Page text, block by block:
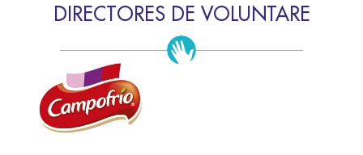
DIRECTORES DE VOLUNTARE